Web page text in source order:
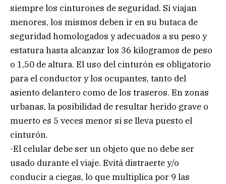
siempre los cinturones de seguridad. Si viajan
menores, los mismos deben ir en su butaca de
seguridad homologados y adecuados a su peso y
estatura hasta alcanzar los 36 kilogramos de peso
o 1,50 de altura. El uso del cinturón es obligatorio
para el conductor y los ocupantes, tanto del
asiento delantero como de los traseros. En zonas
urbanas, la posibilidad de resultar herido grave o
muerto es 5 veces menor si se lleva puesto el
cinturón.
-El celular debe ser un objeto que no debe ser
usado durante el viaje. Evitá distraerte y/o
conducir a ciegas, lo que multiplica por 9 las